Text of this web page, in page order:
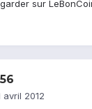
sur
avril 2012